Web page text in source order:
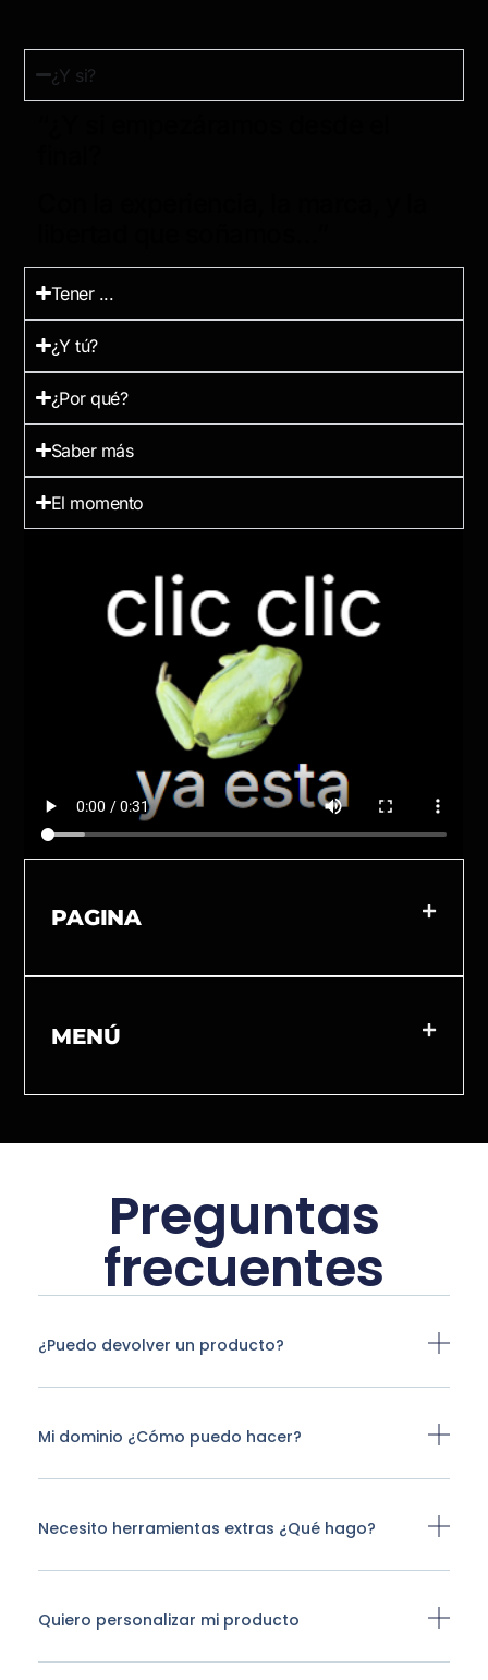
¿Y si?
Tener ...
¿Y tú?
¿Por qué?
Saber más
El momento
PAGINA
MENÚ
Preguntas
frecuentes
¿Puedo devolver un producto?
Mi dominio ¿Cómo puedo hacer?
Necesito herramientas extras ¿Qué hago?
Quiero personalizar mi producto